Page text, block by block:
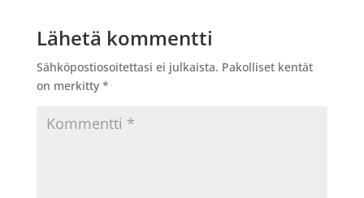
Lähetä kommentti
Sähköpostiosoitettasi ei julkaista. Pakolliset kentät
on merkitty *